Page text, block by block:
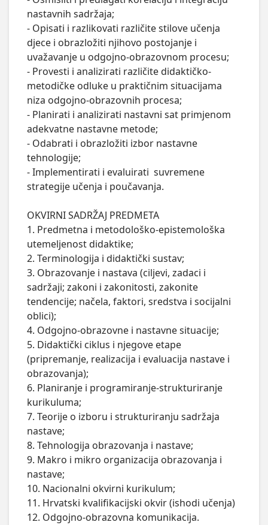
nastavnih sadržaja;
- Opisati i razlikovati različite stilove učenja
djece i obrazložiti njihovo postojanje i
uvažavanje u odgojno-obrazovnom procesu;
- Provesti i analizirati različite didaktičko-
metodičke odluke u praktičnim situacijama
niza odgojno-obrazovnih procesa;
- Planirati i analizirati nastavni sat primjenom
adekvatne nastavne metode;
- Odabrati i obrazložiti izbor nastavne
tehnologije;
- Implementirati i evaluirati  suvremene
strategije učenja i poučavanja.
OKVIRNI SADRŽAJ PREDMETA
1. Predmetna i metodološko-epistemološka
utemeljenost didaktike;
2. Terminologija i didaktički sustav;
3. Obrazovanje i nastava (ciljevi, zadaci i
sadržaji; zakoni i zakonitosti, zakonite
tendencije; načela, faktori, sredstva i socijalni
oblici);
4. Odgojno-obrazovne i nastavne situacije;
5. Didaktički ciklus i njegove etape
(pripremanje, realizacija i evaluacija nastave i
obrazovanja);
6. Planiranje i programiranje-strukturiranje
kurikuluma;
7. Teorije o izboru i strukturiranju sadržaja
nastave;
8. Tehnologija obrazovanja i nastave;
9. Makro i mikro organizacija obrazovanja i
nastave;
10. Nacionalni okvirni kurikulum;
11. Hrvatski kvalifikacijski okvir (ishodi učenja)
12. Odgojno-obrazovna komunikacija.